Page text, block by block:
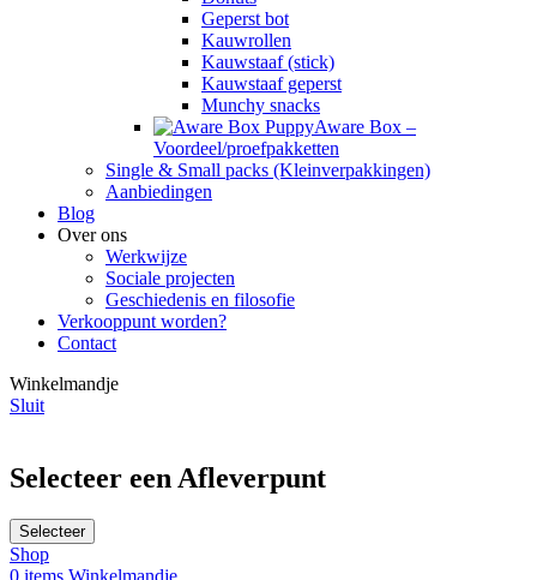
Geperst bot
Kauwrollen
Kauwstaaf (stick)
Kauwstaaf geperst
Munchy snacks
Aware Box –
Voordeel/proefpakketten
Single & Small packs (Kleinverpakkingen)
Aanbiedingen
Blog
Over ons
Werkwijze
Sociale projecten
Geschiedenis en filosofie
Verkooppunt worden?
Contact
Winkelmandje
Sluit
Selecteer een Afleverpunt
Selecteer
Shop
0 items Winkelmandje